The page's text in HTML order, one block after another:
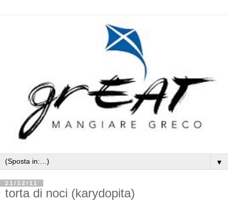
▼
21/12/11
torta di noci (karydopita)